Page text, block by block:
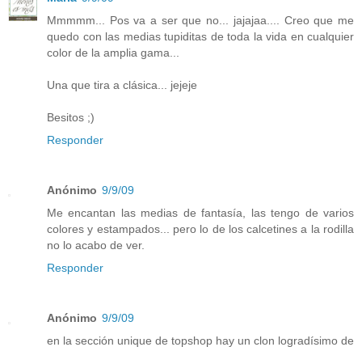
Mmmmm... Pos va a ser que no... jajajaa.... Creo que me
quedo con las medias tupiditas de toda la vida en cualquier
color de la amplia gama...
Una que tira a clásica... jejeje
Besitos ;)
Responder
Anónimo 9/9/09
Me encantan las medias de fantasía, las tengo de varios
colores y estampados... pero lo de los calcetines a la rodilla
no lo acabo de ver.
Responder
Anónimo 9/9/09
en la sección unique de topshop hay un clon logradísimo de